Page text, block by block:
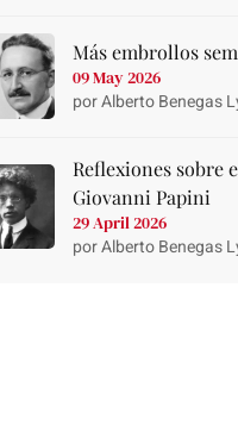
Más embrollos
09 May 2026
por Alberto Benegas
Reflexiones sobre
Giovanni Papini
29 April 2026
por Alberto Benegas